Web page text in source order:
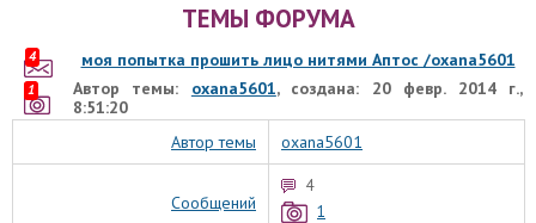
ТЕМЫ ФОРУМА
моя попытка прошить лицо нитями Аптос /oxana5601
Автор темы: oxana5601, создана: 20 февр. 2014 г.,
8:51:20
4
1
Автор темы oxana5601
Сообщений
4
1